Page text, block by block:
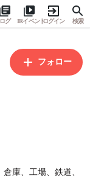
ログ IRイベントログイン 検索
フォロー
庫、工場、鉄道、